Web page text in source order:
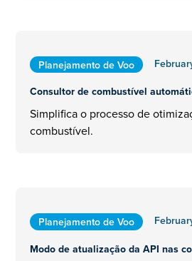
Planejamento de Voo
Consultor de combustível
Simplifica o processo de
combustível.
Planejamento de Voo
Modo de atualização da API nas